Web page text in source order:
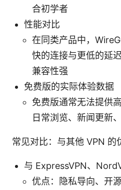
合初学者
性能对比
在同类产品中，
快的连接与更低的延
兼容性强
免费版的实际体验数据
免费版通常无法提供
日常浏览、新闻更新
常见对比：与其他 VPN 的
与 ExpressVPN、
优点：隐私导向、开